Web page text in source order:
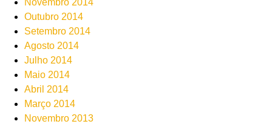
Novembro 2014
Outubro 2014
Setembro 2014
Agosto 2014
Julho 2014
Maio 2014
Abril 2014
Março 2014
Novembro 2013